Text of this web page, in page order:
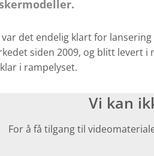
var det endelig klart for
siden 2009, og blitt levert i
i rampelyset.
Vi kan
For å få tilgang til